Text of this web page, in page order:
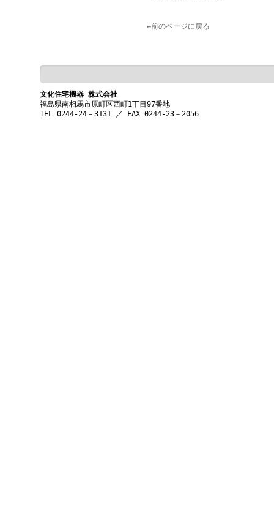
←前のページに戻る
文化住宅機器 株式会社
福島県南相馬市原町区西町1丁目97番地
TEL 0244-24－3131 ／ FAX 0244-23－2056